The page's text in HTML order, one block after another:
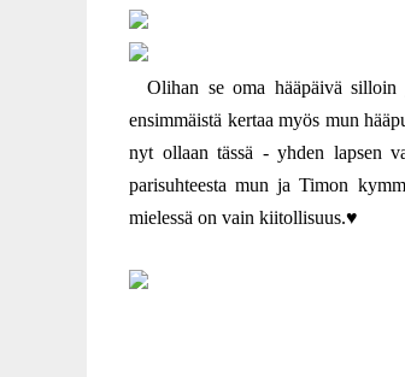
Olihan se oma hääpäivä silloin
ensimmäistä kertaa myös mun
nyt ollaan tässä - yhden lapsen
parisuhteesta mun ja Timon
mielessä on vain kiitollisuus.♥